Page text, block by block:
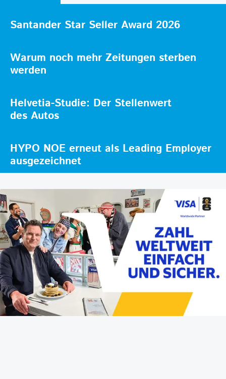
Santander Star Seller Award 2026
Warum noch mehr Zeitungen sterben
werden
Helvetia-Studie: Der Stellenwert
des Autos
HYPO NOE erneut als Leading Employer
ausgezeichnet